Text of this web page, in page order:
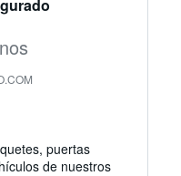
puertas
de nuestros